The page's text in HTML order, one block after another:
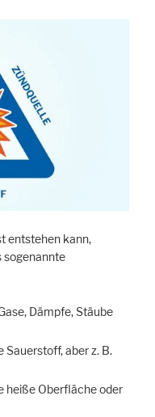
entstehen kann,
sogenannte
Dämpfe, Stäube
Sauerstoff, aber z. B.
heiße Oberfläche oder